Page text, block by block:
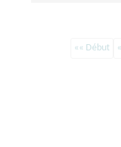
«« Début